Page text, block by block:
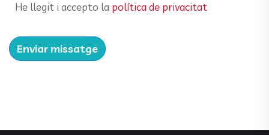
He llegit i accepto la política de privacitat
Enviar missatge